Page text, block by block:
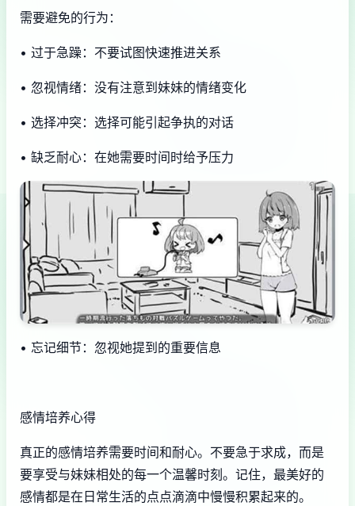
需要避免的行为：
• 过于急躁：不要试图快速推进关系
• 忽视情绪：没有注意到妹妹的情绪变化
• 选择冲突：选择可能引起争执的对话
• 缺乏耐心：在她需要时间时给予压力
• 忘记细节：忽视她提到的重要信息
感情培养心得
真正的感情培养需要时间和耐心。不要急于求成，而是
要享受与妹妹相处的每一个温馨时刻。记住，最美好的
感情都是在日常生活的点点滴滴中慢慢积累起来的。